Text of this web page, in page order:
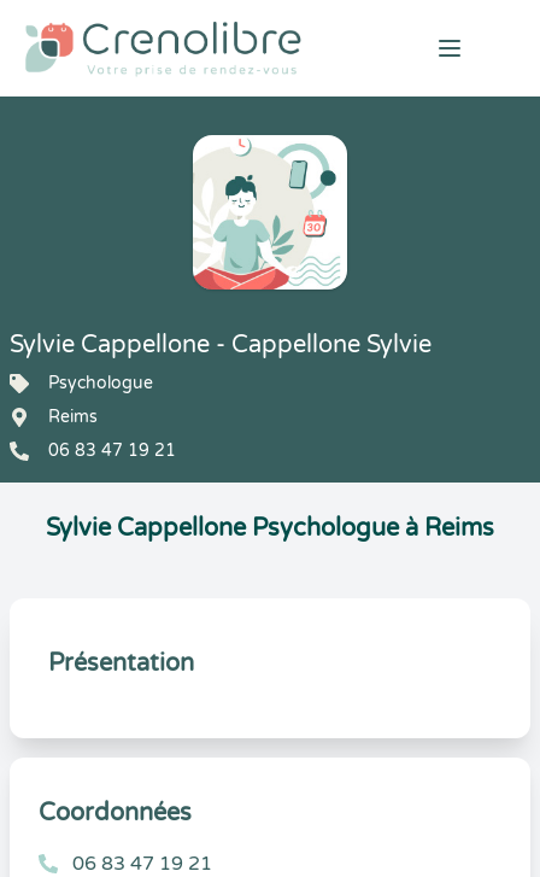
Open
Sylvie Cappellone - Cappellone Sylvie
Psychologue
Reims
06 83 47 19 21
Sylvie Cappellone Psychologue à Reims
Présentation
Coordonnées
06 83 47 19 21